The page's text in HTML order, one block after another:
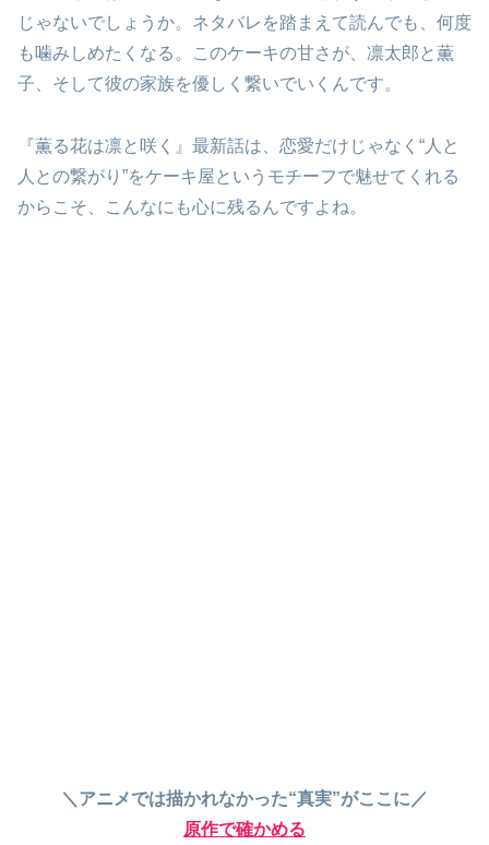
じゃないでしょうか。ネタバレを踏まえて読んでも、何度
も噛みしめたくなる。このケーキの甘さが、凛太郎と薫
子、そして彼の家族を優しく繋いでいくんです。
『薫る花は凛と咲く』最新話は、恋愛だけじゃなく“人と
人との繋がり”をケーキ屋というモチーフで魅せてくれる
からこそ、こんなにも心に残るんですよね。
＼アニメでは描かれなかった“真実”がここに／
原作で確かめる